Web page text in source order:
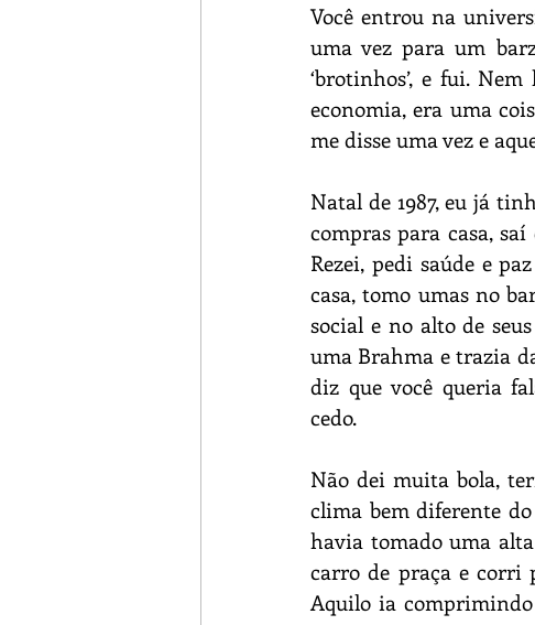
Você entrou na
uma vez para um
‘brotinhos’, e fui.
economia, era uma
me disse uma vez e
Natal de 1987, eu já
compras para casa,
Rezei, pedi saúde e
casa, tomo umas no
social e no alto de
uma Brahma e trazia
diz que você queria
cedo.
Não dei muita bola,
clima bem diferente
havia tomado uma
carro de praça e corri
Aquilo ia comprimindo